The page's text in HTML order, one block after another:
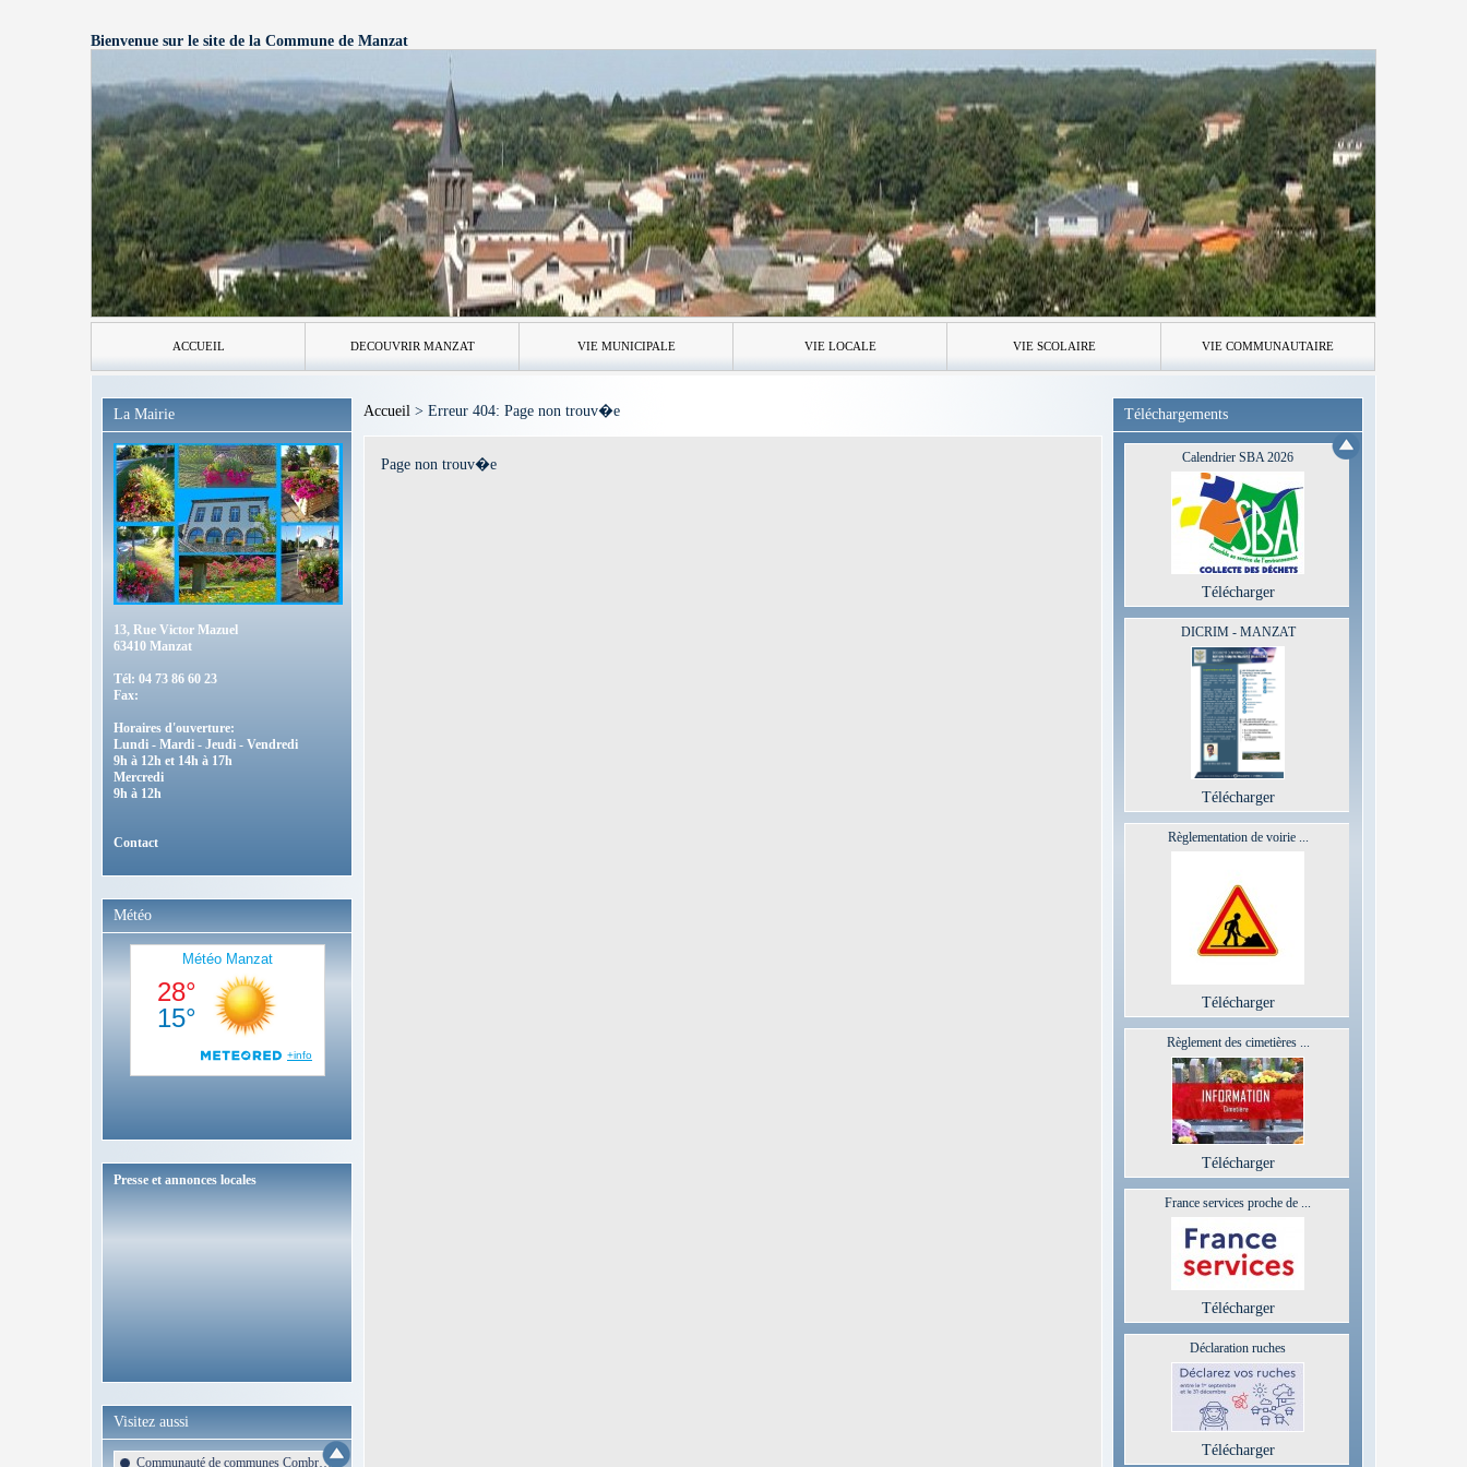
Bienvenue sur le site de la Commune de Manzat
ACCUEIL DECOUVRIR MANZAT VIE MUNICIPALE VIE LOCALE VIE SCOLAIRE VIE COMMUNAUTAIRE
La Mairie
13, Rue Victor Mazuel
63410 Manzat
Tél: 04 73 86 60 23
Fax:
Horaires d'ouverture:
Lundi - Mardi - Jeudi - Vendredi
9h à 12h et 14h à 17h
Mercredi
9h à 12h
Contact
Météo
Presse et annonces locales
Visitez aussi
Communauté de communes Combrailles Sioule et Morge
Accueil > Erreur 404: Page non trouv�e
Page non trouv�e
Téléchargements
Calendrier SBA 2026
Télécharger
DICRIM - MANZAT
Télécharger
Règlementation de voirie ...
Télécharger
Règlement des cimetières ...
Télécharger
France services proche de ...
Télécharger
Déclaration ruches
Télécharger